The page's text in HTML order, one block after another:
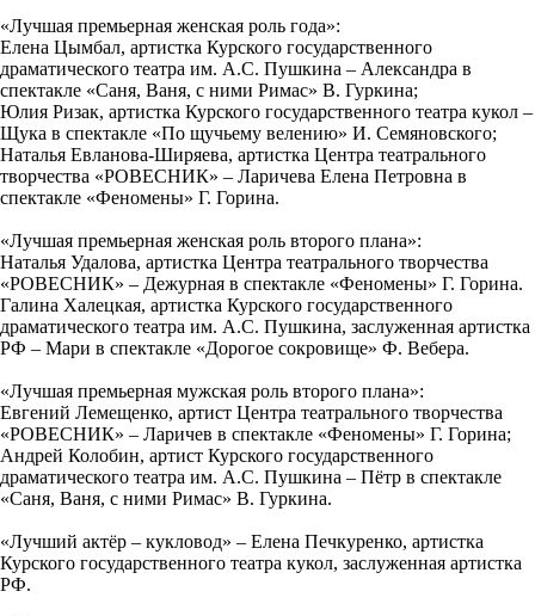
«Лучшая премьерная женская роль года»:
Елена Цымбал, артистка Курского государственного
драматического театра им. А.С. Пушкина – Александра в
спектакле «Саня, Ваня, с ними Римас» В. Гуркина;
Юлия Ризак, артистка Курского государственного театра кукол –
Щука в спектакле «По щучьему велению» И. Семяновского;
Наталья Евланова-Ширяева, артистка Центра театрального
творчества «РОВЕСНИК» – Ларичева Елена Петровна в
спектакле «Феномены» Г. Горина.
«Лучшая премьерная женская роль второго плана»:
Наталья Удалова, артистка Центра театрального творчества
«РОВЕСНИК» – Дежурная в спектакле «Феномены» Г. Горина.
Галина Халецкая, артистка Курского государственного
драматического театра им. А.С. Пушкина, заслуженная артистка
РФ – Мари в спектакле «Дорогое сокровище» Ф. Вебера.
«Лучшая премьерная мужская роль второго плана»:
Евгений Лемещенко, артист Центра театрального творчества
«РОВЕСНИК» – Ларичев в спектакле «Феномены» Г. Горина;
Андрей Колобин, артист Курского государственного
драматического театра им. А.С. Пушкина – Пётр в спектакле
«Саня, Ваня, с ними Римас» В. Гуркина.
«Лучший актёр – кукловод» – Елена Печкуренко, артистка
Курского государственного театра кукол, заслуженная артистка
РФ.